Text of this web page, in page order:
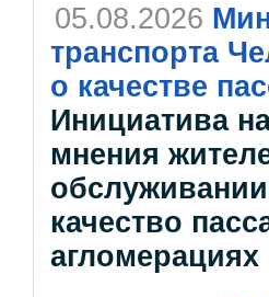
05.08.2026
транспорта
о качестве
Инициатива
мнения
качество
агломерациях